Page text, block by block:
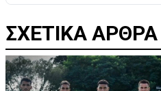
ΣΧΕΤΙΚΑ ΑΡΘΡΑ